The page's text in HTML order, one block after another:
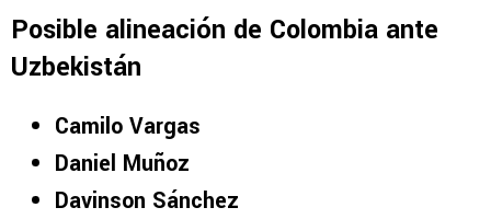
Posible alineación de Colombia ante
Uzbekistán
Camilo Vargas
Daniel Muñoz
Davinson Sánchez